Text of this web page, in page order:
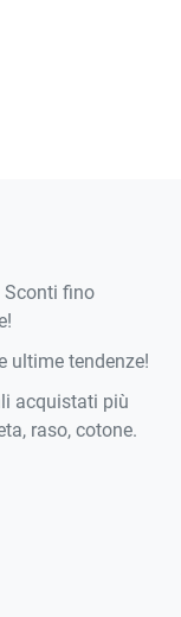
Sconti fino
ultime tendenze!
acquistati più
raso, cotone.